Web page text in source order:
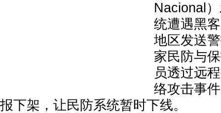
Nacional
统遭遇黑
地区发送
家民防与
员透过远
络攻击事
报下架，让民防系统暂时下线。